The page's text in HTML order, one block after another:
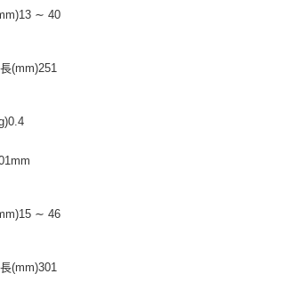
∼ 40
(mm)251
∼ 46
(mm)301